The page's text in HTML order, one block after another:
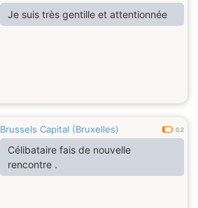
Je suis très gentille et attentionnée
Brussels Capital (Bruxelles) 0.2
Célibataire fais de nouvelle
rencontre .